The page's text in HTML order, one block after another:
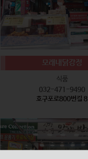
모래내닭강정
식품
032-471-9490
호구포로800번길 8